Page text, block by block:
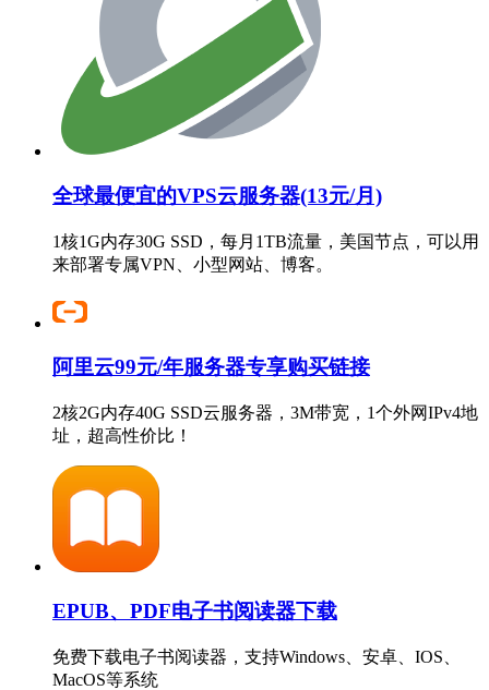
全球最便宜的VPS云服务器(13元/月)
1核1G内存30G SSD，每月1TB流量，美国节点，可以用
来部署专属VPN、小型网站、博客。
阿里云99元/年服务器专享购买链接
2核2G内存40G SSD云服务器，3M带宽，1个外网IPv4地
址，超高性价比！
EPUB、PDF电子书阅读器下载
免费下载电子书阅读器，支持Windows、安卓、IOS、
MacOS等系统